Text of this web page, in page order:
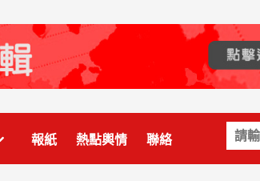
關
鍵
字:
報紙 熱點輿情 聯絡